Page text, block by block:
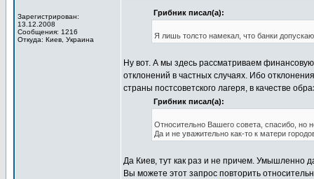
Зарегистрирован:
13.12.2008
Сообщения: 1216
Откуда: Киев, Украина
Грибник писал(а):
Я лишь толсто намекал, что банки
Ну вот. А мы здесь рассматриваем
отклонений в частных случаях. Ибо
страны постсоветского лагеря, в качестве
Грибник писал(а):
Относительно Вашего совета, спасибо, но
Да и не уважительно как-то к матери
Да Киев, тут как раз и не причем. Умышленно
Вы можете этот запрос повторить